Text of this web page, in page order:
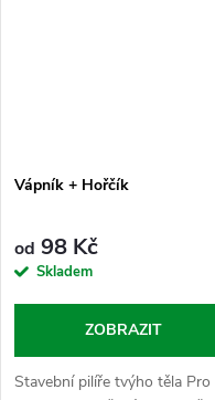
Vápník + Hořčík
od 98 Kč
Skladem
ZOBRAZIT
Stavební pilíře tvýho těla Pro